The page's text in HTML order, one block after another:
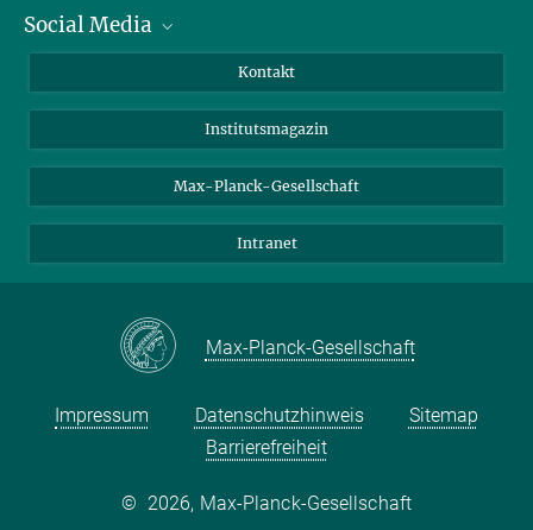
Alumni
Fördernde
Schulen
Studierende
Social Media
Bluesky
Facebook
YouTube
Kontakt
Institutsmagazin
Max-Planck-Gesellschaft
Intranet
Max-Planck-Gesellschaft
Impressum Datenschutzhinweis
Sitemap
Barrierefreiheit
© 2026, Max-Planck-Gesellschaft